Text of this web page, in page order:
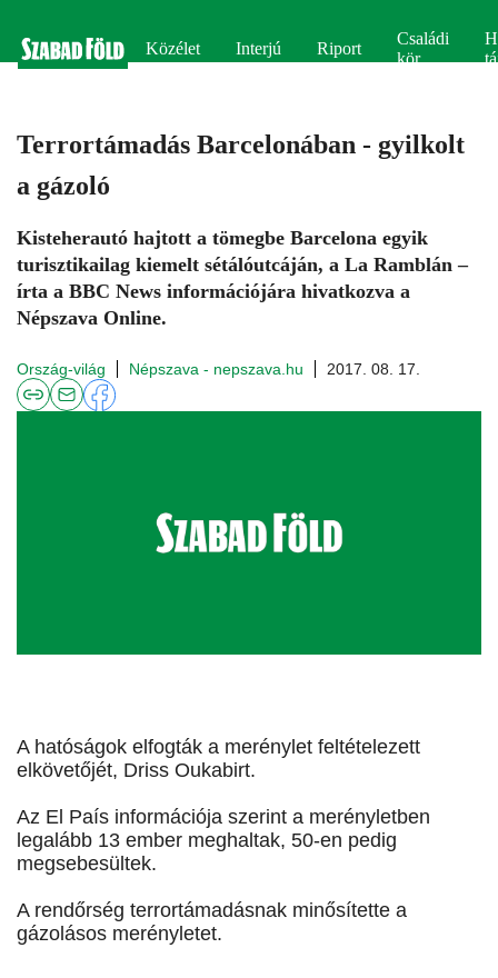
Közélet Interjú Riport
Családi
kör
Terrortámadás Barcelonában - gyilkolt
a gázoló
Kisteherautó hajtott a tömegbe Barcelona egyik
turisztikailag kiemelt sétálóutcáján, a La Ramblán –
írta a BBC News információjára hivatkozva a
Népszava Online.
Ország-világ Népszava - nepszava.hu 2017. 08. 17.
A hatóságok elfogták a merénylet feltételezett
elkövetőjét, Driss Oukabirt.
Az El País információja szerint a merényletben
legalább 13 ember meghaltak, 50-en pedig
megsebesültek.
A rendőrség terrortámadásnak minősítette a
gázolásos merényletet.